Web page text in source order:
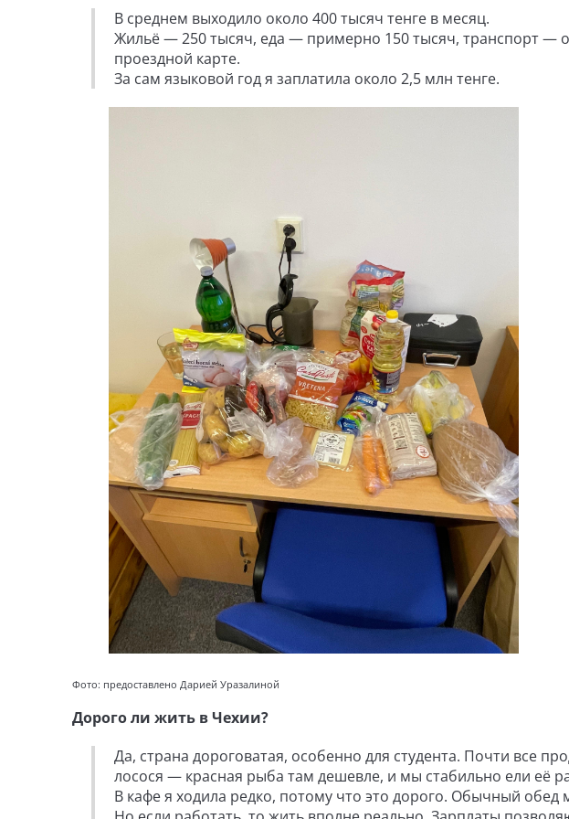
В среднем выходило около 400 тысяч тенге в месяц.
Жильё — 250 тысяч, еда — примерно 150 тысяч, транспорт —
проездной карте.
За сам языковой год я заплатила около 2,5 млн тенге.
Фото: предоставлено Дарией Уразалиной
Дорого ли жить в Чехии?
Да, страна дороговатая, особенно для студента. Почти все
лосося — красная рыба там дешевле, и мы стабильно ели её
В кафе я ходила редко, потому что это дорого. Обычный